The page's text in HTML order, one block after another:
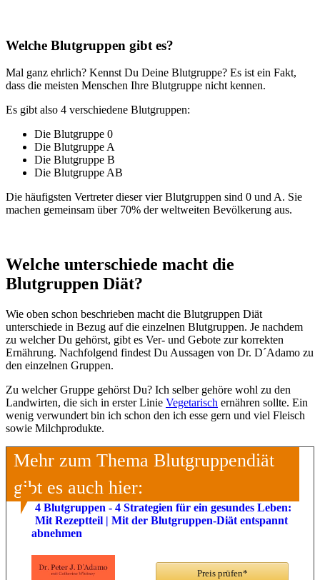
Welche Blutgruppen gibt es?
Mal ganz ehrlich? Kennst Du Deine Blutgruppe? Es ist ein Fakt,
dass die meisten Menschen Ihre Blutgruppe nicht kennen.
Es gibt also 4 verschiedene Blutgruppen:
Die Blutgruppe 0
Die Blutgruppe A
Die Blutgruppe B
Die Blutgruppe AB
Die häufigsten Vertreter dieser vier Blutgruppen sind 0 und A. Sie
machen gemeinsam über 70% der weltweiten Bevölkerung aus.
Welche unterschiede macht die
Blutgruppen Diät?
Wie oben schon beschrieben macht die Blutgruppen Diät
unterschiede in Bezug auf die einzelnen Blutgruppen. Je nachdem
zu welcher Du gehörst, gibt es Ver- und Gebote zur korrekten
Ernährung. Nachfolgend findest Du Aussagen von Dr. D´Adamo zu
den einzelnen Gruppen.
Zu welcher Gruppe gehörst Du? Ich selber gehöre wohl zu den
Landwirten, die sich in erster Linie Vegetarisch ernähren sollte. Ein
wenig verwundert bin ich schon den ich esse gern und viel Fleisch
sowie Milchprodukte.
Mehr zum Thema Blutgruppendiät
gibt es auch hier:
4 Blutgruppen - 4 Strategien für ein gesundes Leben:
Mit Rezeptteil | Mit der Blutgruppen-Diät entspannt
abnehmen
Preis prüfen*